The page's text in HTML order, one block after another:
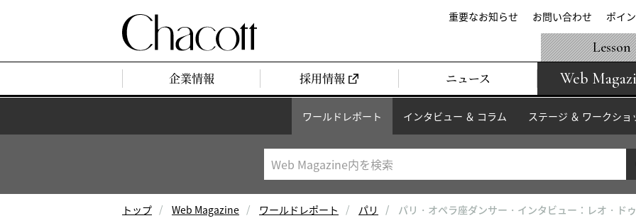
重要なお知らせ お問い合わせ ポイ
企業情報 採用情報 ニュース Web
Lesson
ワールドレポート インタビュー ＆ コラム ステージ ＆ ワークショ
トップ Web Magazine ワールドレポート パリ パリ・オペラ座ダンサー・インタビュー：レオ・ド